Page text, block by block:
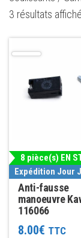
3 résultats
8 pièce(s) EN
Expédition Jour
Anti-fausse
manoeuvre
116066
8.00€ TTC